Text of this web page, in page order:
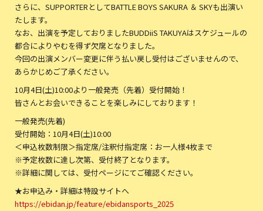
さらに、SUPPORTERとしてBATTLE BOYS SAKURA ＆ SKYも出演い
たします。
なお、出演を予定しておりましたBUDDiiS TAKUYAはスケジュールの
都合によりやむを得ず欠席となりました。
今回の出演メンバー変更に伴う払い戻し受付はございませんので、
あらかじめご了承ください。
10月4日(土)10:00より一般発売（先着）受付開始！
皆さんとお会いできることを楽しみにしております！
一般発売(先着)
受付開始：10月4日(土)10:00
＜申込枚数制限＞指定席/注釈付指定席：お一人様4枚まで
※予定枚数に達し次第、受付終了となります。
※詳細に関しては、受付ページにてご確認ください。
★お申込み・詳細は特設サイトへ
https://ebidan.jp/feature/ebidansports_2025